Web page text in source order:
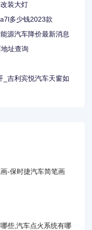
装大灯
多少钱2023款
源汽车降价最新消息
址查询
_吉利宾悦汽车天窗如
-保时捷汽车简笔画
些,汽车点火系统有哪